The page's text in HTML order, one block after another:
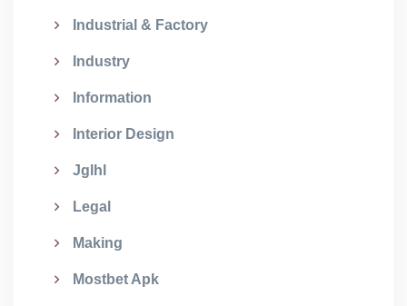
Industrial & Factory
Industry
Information
Interior Design
Jglhl
Legal
Making
Mostbet Apk